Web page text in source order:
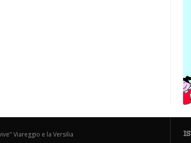
Viareggio e la Versilia